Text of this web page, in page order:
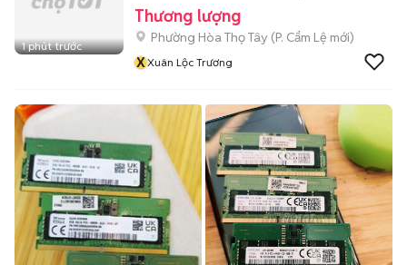
1 phút trước
Thương lượng
Phường Hòa Thọ Tây (P. Cẩm Lệ mới)
XXuân Lộc Trương